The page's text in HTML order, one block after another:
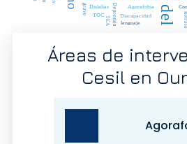
Áreas de
Cesil en